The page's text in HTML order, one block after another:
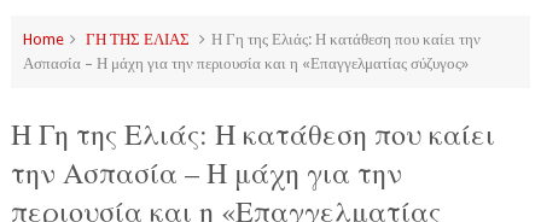
Home ΓΗ ΤΗΣ ΕΛΙΑΣ
Η Γη της Ελιάς: Η κατάθεση που καίει την
Ασπασία – Η μάχη για την περιουσία και η «Επαγγελματίας σύζυγος»
Η Γη της Ελιάς: Η κατάθεση που καίει
την Ασπασία – Η μάχη για την
περιουσία και η «Επαγγελματίας